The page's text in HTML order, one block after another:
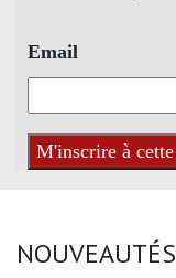
Email
NOUVEAUTÉS